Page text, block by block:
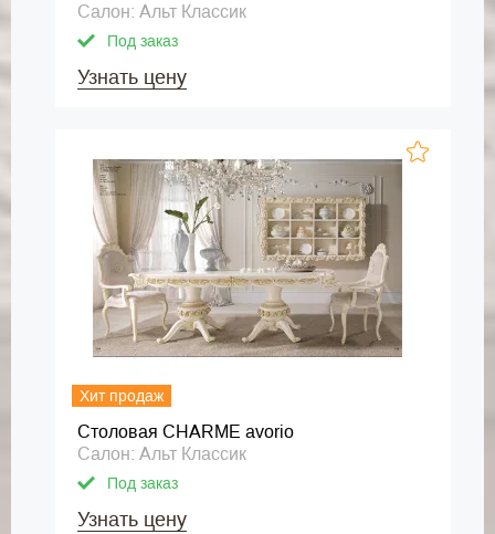
Салон: Альт Классик
Под заказ
Узнать цену
Хит продаж
Столовая CHARME avorio
Салон: Альт Классик
Под заказ
Узнать цену